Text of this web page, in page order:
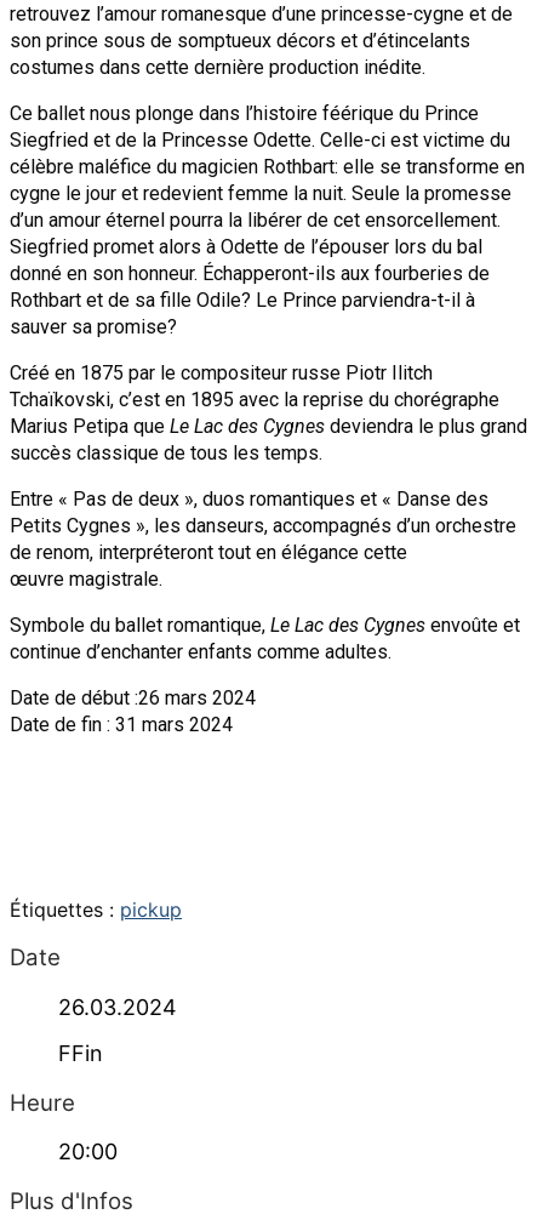
retrouvez l’amour romanesque d’une princesse-cygne et de
son prince sous de somptueux décors et d’étincelants
costumes dans cette dernière production inédite.
Ce ballet nous plonge dans l’histoire féérique du Prince
Siegfried et de la Princesse Odette. Celle-ci est victime du
célèbre maléfice du magicien Rothbart: elle se transforme en
cygne le jour et redevient femme la nuit. Seule la promesse
d’un amour éternel pourra la libérer de cet ensorcellement.
Siegfried promet alors à Odette de l’épouser lors du bal
donné en son honneur. Échapperont-ils aux fourberies de
Rothbart et de sa fille Odile? Le Prince parviendra-t-il à
sauver sa promise?
Créé en 1875 par le compositeur russe Piotr Ilitch
Tchaïkovski, c’est en 1895 avec la reprise du chorégraphe
Marius Petipa que Le Lac des Cygnes deviendra le plus grand
succès classique de tous les temps.
Entre « Pas de deux », duos romantiques et « Danse des
Petits Cygnes », les danseurs, accompagnés d’un orchestre
de renom, interpréteront tout en élégance cette
œuvre magistrale.
Symbole du ballet romantique, Le Lac des Cygnes envoûte et
continue d’enchanter enfants comme adultes.
Date de début :26 mars 2024
Date de fin : 31 mars 2024
Étiquettes : pickup
Date
26.03.2024
FFin
Heure
20:00
Plus d'Infos